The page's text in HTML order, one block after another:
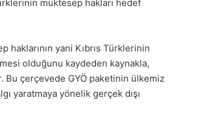
müktesep hakları hedef
haklarının yani Kıbrıs Türklerinin
olduğunu kaydeden kaynakla,
Bu çerçevede GYÖ paketinin ülkemiz
yaratmaya yönelik gerçek dışı
Pazartesi
Medya
manşetleri
1 Aralık 2025
1 Aralık Pazartesi 2025, Gıynık
Medya manşetleri